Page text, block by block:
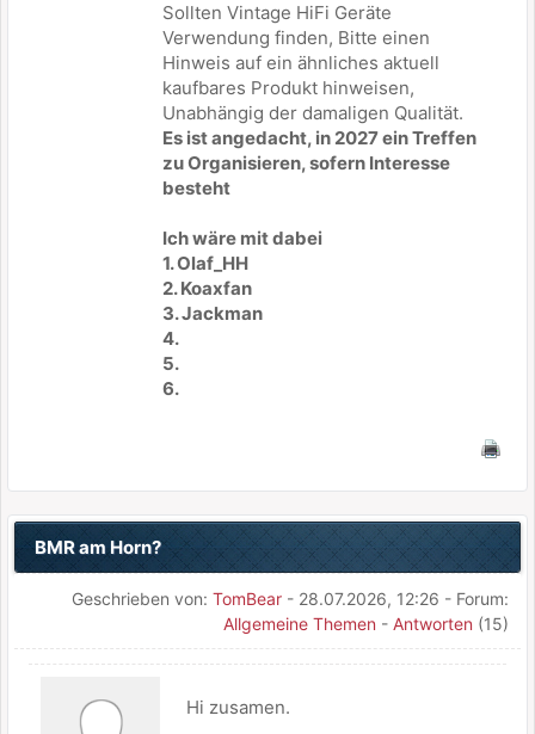
Sollten Vintage HiFi Geräte
Verwendung finden, Bitte einen
Hinweis auf ein ähnliches aktuell
kaufbares Produkt hinweisen,
Unabhängig der damaligen Qualität.
Es ist angedacht, in 2027 ein Treffen
zu Organisieren, sofern Interesse
besteht
Ich wäre mit dabei
1. Olaf_HH
2. Koaxfan
3. Jackman
4.
5.
6.
BMR am Horn?
Geschrieben von: TomBear - 28.07.2026, 12:26 - Forum:
Allgemeine Themen - Antworten (15)
Hi zusamen.